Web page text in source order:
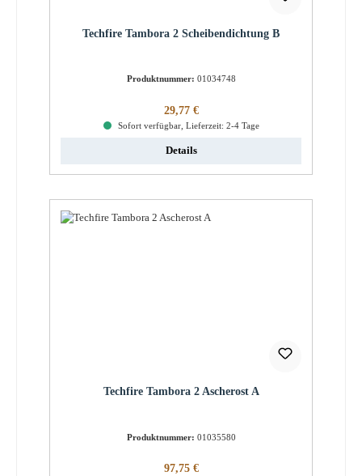
Techfire Tambora 2 Scheibendichtung B
Produktnummer: 01034748
Regulärer Preis:
29,77 €
Sofort verfügbar, Lieferzeit: 2-4 Tage
Details
Techfire Tambora 2 Ascherost A
Produktnummer: 01035580
Regulärer Preis:
97,75 €